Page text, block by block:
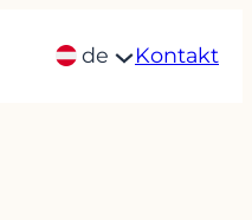
de Kontakt